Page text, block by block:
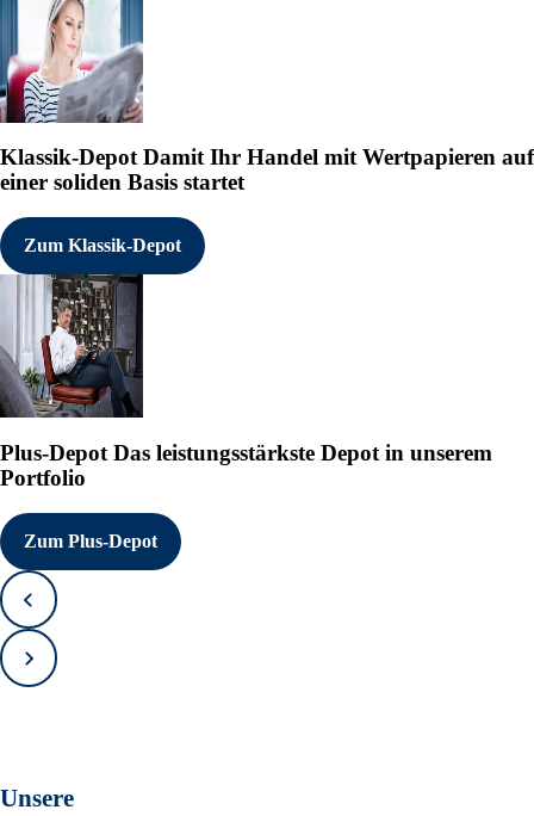
Klassik-DepotDamit Ihr Handel mit Wertpapieren auf
einer soliden Basis startet
Zum Klassik-Depot
Plus-Depot Das leistungsstärkste Depot in unserem
Portfolio
Zum Plus-Depot
Zurück
Vorwärts
Unsere